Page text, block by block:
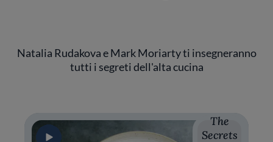
Natalia Rudakova e Mark Moriarty ti insegneranno
tutti i segreti dell'alta cucina
The
Secrets
The
Secrets
The
Secrets
The
Secrets